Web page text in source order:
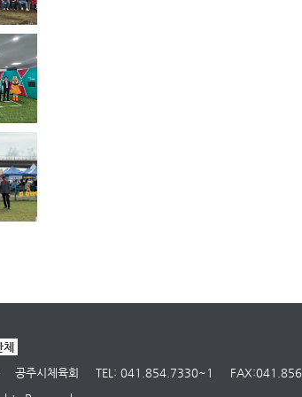
공주시체육회 TEL: 041.854.7330~1